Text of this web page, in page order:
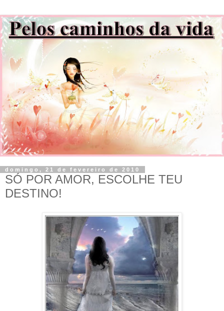
domingo, 21 de fevereiro de 2010
SÓ POR AMOR, ESCOLHE TEU
DESTINO!